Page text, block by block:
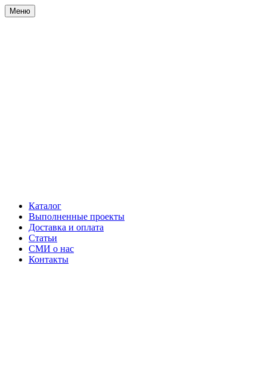
Меню
Каталог
Выполненные проекты
Доставка и оплата
Статьи
СМИ о нас
Контакты